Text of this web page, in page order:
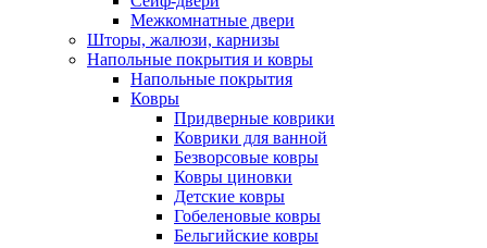
Межкомнатные двери
Шторы, жалюзи, карнизы
Напольные покрытия и ковры
Напольные покрытия
Ковры
Придверные коврики
Коврики для ванной
Безворсовые ковры
Ковры циновки
Детские ковры
Гобеленовые ковры
Бельгийские ковры